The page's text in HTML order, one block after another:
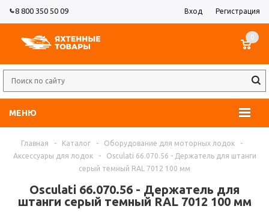
8 800 350 50 09 Вход Регистрация
МЕНЮ
0
Главная - Каталог - Оборудование для моторных лодок
-
Аксессуары для лодок
-
Osculati 66.070.56 - Держатель для штанги
серый темный RAL 7012 100 мм
Osculati 66.070.56 - Держатель для
штанги серый темный RAL 7012 100 мм